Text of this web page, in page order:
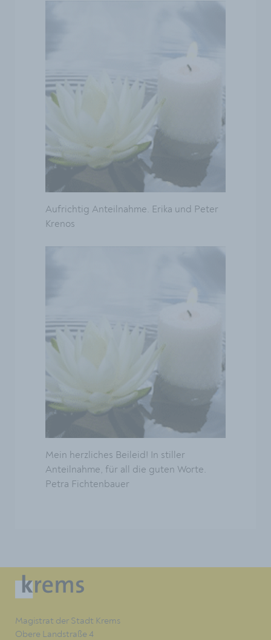
Aufrichtig Anteilnahme. Erika und Peter
Krenos
Mein herzliches Beileid! In stiller
Anteilnahme, für all die guten Worte.
Petra Fichtenbauer
Magistrat der Stadt Krems
Obere Landstraße 4